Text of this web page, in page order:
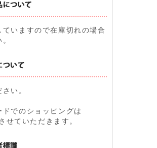
ていますので在庫切れの場合
い。
でのショッピングは
せていただきます。